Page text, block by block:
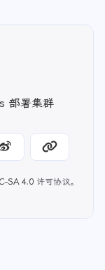
部署集群